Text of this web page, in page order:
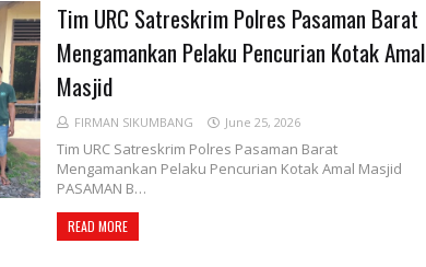
Tim URC Satreskrim Polres Pasaman Barat
Mengamankan Pelaku Pencurian Kotak Amal
Masjid
FIRMAN SIKUMBANG June 25, 2026
Tim URC Satreskrim Polres Pasaman Barat
Mengamankan Pelaku Pencurian Kotak Amal Masjid
PASAMAN B…
READ MORE